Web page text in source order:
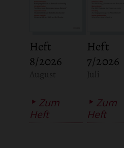
Heft
8/2026
Zum
Heft
Heft
7/2026
Zum
Heft